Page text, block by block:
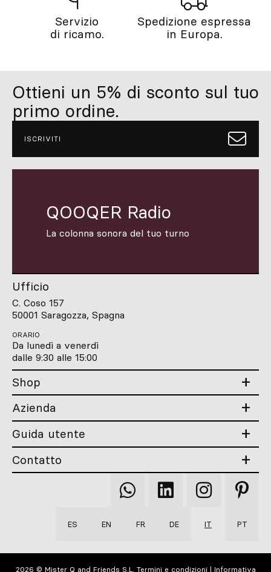
Servizio
di ricamo.
Spedizione espressa
in Europa.
Ottieni un 5% di sconto sul tuo
primo ordine.
ISCRIVITI
QOOQER Radio
La colonna sonora del tuo turno
Ufficio
C. Coso 157
50001 Saragozza, Spagna
ORARIO
Da lunedì a venerdì
dalle 9:30 alle 15:00
Shop
Azienda
Guida utente
Contatto
Qooqer
WhatsApp
Qooqer
Linkedin
Qooqer
Instagram
Qooqer
ES EN FR DE IT PT
2026 © Mister Q and Friends S.L. Termini e condizioni | Informativa